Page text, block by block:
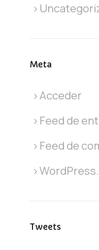
Meta
Acceder
Feed de
Feed de
Tweets